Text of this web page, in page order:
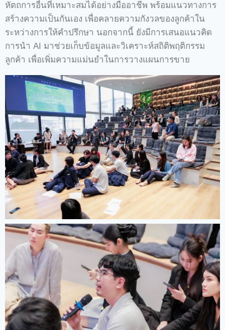
หัตถการอื่นที่เหมาะสมได้อย่างมืออาชีพ พร้อมแนวทางการ
สร้างความเป็นกันเอง เพื่อคลายความกังวลของลูกค้าใน
ระหว่างการให้คำปรึกษา นอกจากนี้ ยังมีการเสนอแนวคิด
การนำ AI มาช่วยเก็บข้อมูลและวิเคราะห์สถิติพฤติกรรม
ลูกค้า เพื่อเพิ่มความแม่นยำในการวางแผนการขาย